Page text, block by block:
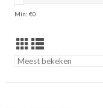
Min: €0